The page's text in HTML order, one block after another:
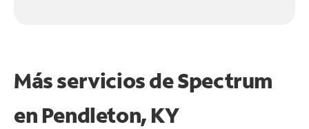
Más servicios de Spectrum
en Pendleton, KY